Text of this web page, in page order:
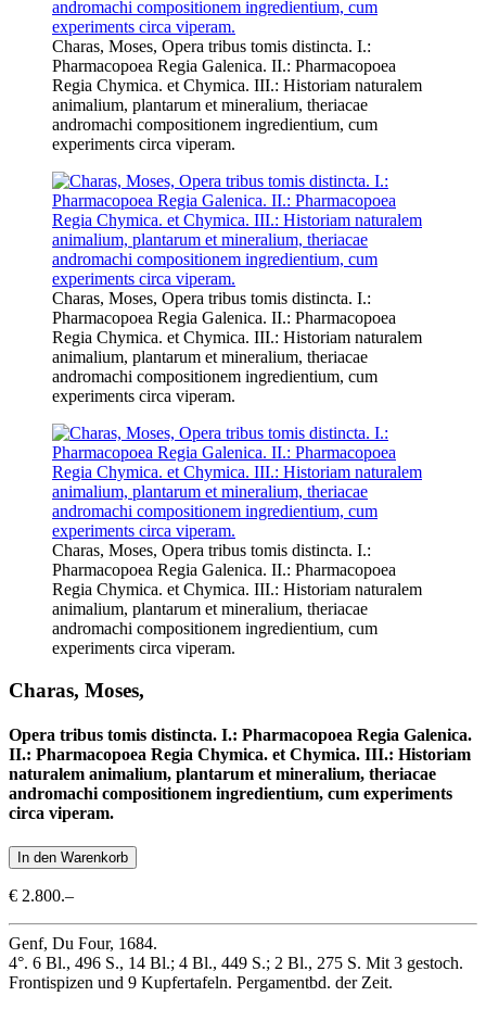
Charas, Moses, Opera tribus tomis distincta. I.:
Pharmacopoea Regia Galenica. II.: Pharmacopoea
Regia Chymica. et Chymica. III.: Historiam naturalem
animalium, plantarum et mineralium, theriacae
andromachi compositionem ingredientium, cum
experiments circa viperam.
Charas, Moses, Opera tribus tomis distincta. I.:
Pharmacopoea Regia Galenica. II.: Pharmacopoea
Regia Chymica. et Chymica. III.: Historiam naturalem
animalium, plantarum et mineralium, theriacae
andromachi compositionem ingredientium, cum
experiments circa viperam.
Charas, Moses, Opera tribus tomis distincta. I.:
Pharmacopoea Regia Galenica. II.: Pharmacopoea
Regia Chymica. et Chymica. III.: Historiam naturalem
animalium, plantarum et mineralium, theriacae
andromachi compositionem ingredientium, cum
experiments circa viperam.
Charas, Moses,
Opera tribus tomis distincta. I.: Pharmacopoea Regia Galenica.
II.: Pharmacopoea Regia Chymica. et Chymica. III.: Historiam
naturalem animalium, plantarum et mineralium, theriacae
andromachi compositionem ingredientium, cum experiments
circa viperam.
€ 2.800.–
Genf, Du Four, 1684.
4°. 6 Bl., 496 S., 14 Bl.; 4 Bl., 449 S.; 2 Bl., 275 S. Mit 3 gestoch.
Frontispizen und 9 Kupfertafeln. Pergamentbd. der Zeit.